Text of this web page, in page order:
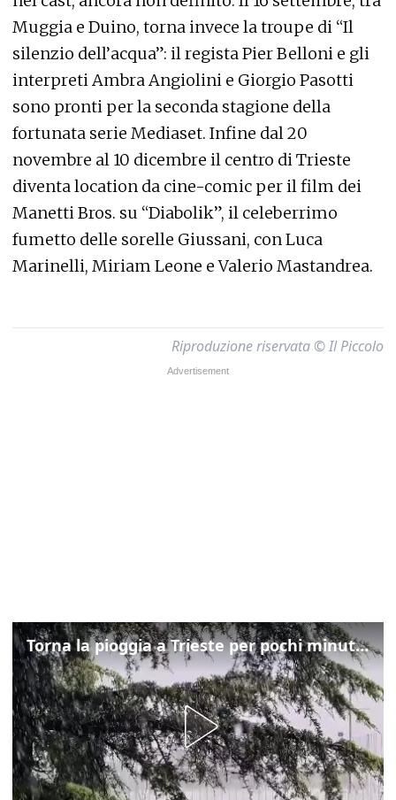
Muggia e Duino, torna invece la troupe di “Il
silenzio dell’acqua”: il regista Pier Belloni e gli
interpreti Ambra Angiolini e Giorgio Pasotti
sono pronti per la seconda stagione della
fortunata serie Mediaset. Infine dal 20
novembre al 10 dicembre il centro di Trieste
diventa location da cine-comic per il film dei
Manetti Bros. su “Diabolik”, il celeberrimo
fumetto delle sorelle Giussani, con Luca
Marinelli, Miriam Leone e Valerio Mastandrea.
Riproduzione riservata © Il Piccolo
Torna la pioggia a Trieste per pochi minuti: ma il caldo non molla